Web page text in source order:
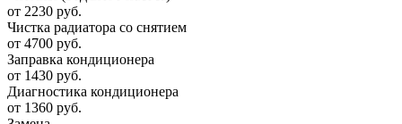
от 2230 руб.
Чистка радиатора со снятием
от 4700 руб.
Заправка кондиционера
от 1430 руб.
Диагностика кондиционера
от 1360 руб.